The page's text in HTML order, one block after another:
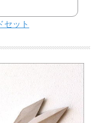
セット